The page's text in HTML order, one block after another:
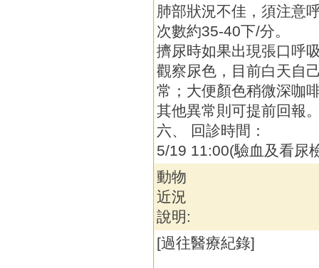
肺部狀況不佳，須注意
次數約35-40下/分。
擠尿時如果出現張口呼
觀察尿色，目前白天自
常；大便顏色稍微深咖
其他異常則可提前回報
六、 回診時間：
5/19 11:00(驗血及看尿
動物
近況
說明:
[過往醫療紀錄]